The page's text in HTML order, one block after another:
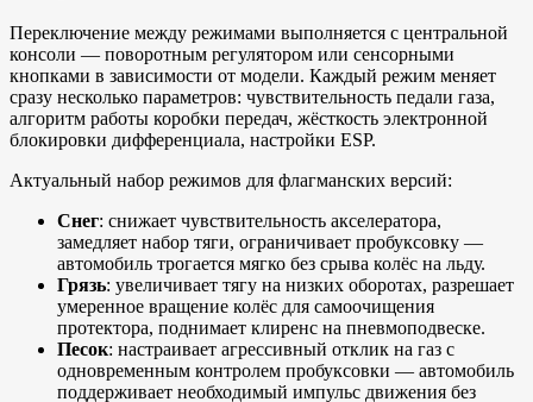
Переключение между режимами выполняется с центральной
консоли — поворотным регулятором или сенсорными
кнопками в зависимости от модели. Каждый режим меняет
сразу несколько параметров: чувствительность педали газа,
алгоритм работы коробки передач, жёсткость электронной
блокировки дифференциала, настройки ESP.
Актуальный набор режимов для флагманских версий:
Снег: снижает чувствительность акселератора,
замедляет набор тяги, ограничивает пробуксовку —
автомобиль трогается мягко без срыва колёс на льду.
Грязь: увеличивает тягу на низких оборотах, разрешает
умеренное вращение колёс для самоочищения
протектора, поднимает клиренс на пневмоподвеске.
Песок: настраивает агрессивный отклик на газ с
одновременным контролем пробуксовки — автомобиль
поддерживает необходимый импульс движения без